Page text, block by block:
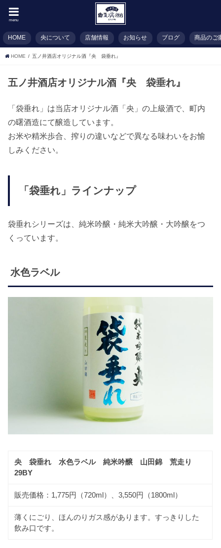
menu
HOME 央について 店舗情報 お知らせ ブログ 商品のご
HOME 五ノ井酒店オリジナル酒『央 袋垂れ』
五ノ井酒店オリジナル酒『央 袋垂れ』
「袋垂れ」は当店オリジナル酒「央」の上級酒で、町内
の曙酒造にて醸造しています。
お米や精米歩合、搾りの違いなどで異なる味わいをお愉
しみください。
「袋垂れ」ラインナップ
袋垂れシリーズは、純米吟醸・純米大吟醸・大吟醸をつ
くっています。
水色ラベル
央 袋垂れ 水色ラベル 純米吟醸 山田錦 荒走り
29BY
販売価格：1,775円（720ml）、3,550円（1800ml）
薄くにごり、ほんのりガス感があります。すっきりした
飲み口です。